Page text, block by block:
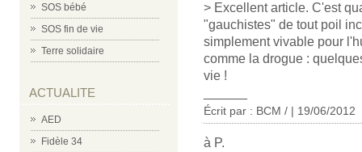
SOS bébé
SOS fin de vie
Terre solidaire
ACTUALITE
AED
Fidèle 34
> Excellent article. C'est
"gauchistes" de tout poil
simplement vivable pour
comme la drogue :
vie !
Écrit par : BCM / | 19/06/2012
à P.